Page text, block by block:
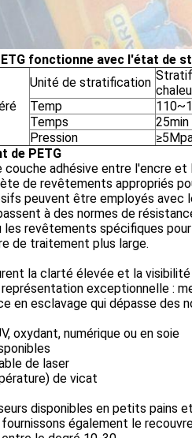
fonctionne avec l'état de
Unité de stratification
Temp
Temps
25min
Pression
de PETG
adhésive entre l'encre et
de revêtements appropriés
peuvent être employés avec
à des normes de
les revêtements spécifiques
de traitement plus large.
la clarté élevée et la
exceptionnelle :
en esclavage qui dépasse des
oxydant, numérique ou en soie
de laser
de vicat
disponibles en petits pains
également le